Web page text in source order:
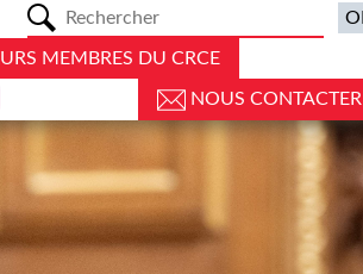
MEMBRES DU CRCE
NOUS CONTACTER